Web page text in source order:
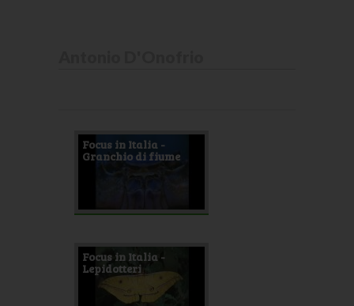
Focus in Italia -
Granchio di fiume
Focus in Italia -
Lepidotteri